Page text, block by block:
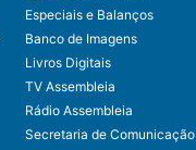
Especiais e Balanços
Banco de Imagens
Livros Digitais
TV Assembleia
Rádio Assembleia
Secretaria de Comunicação